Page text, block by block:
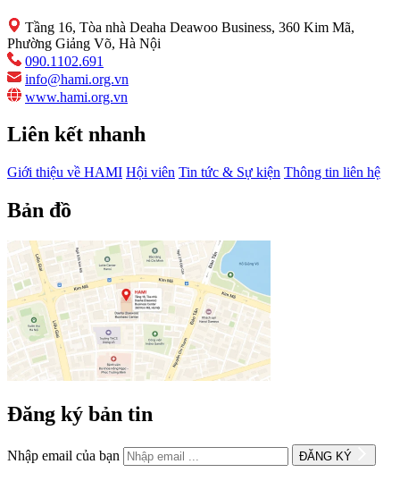
Tầng 16, Tòa nhà Deaha Deawoo Business, 360 Kim Mã,
Phường Giảng Võ, Hà Nội
090.1102.691
info@hami.org.vn
www.hami.org.vn
Liên kết nhanh
Giới thiệu về HAMI Hội viên Tin tức & Sự kiện Thông tin liên hệ
Bản đồ
Đăng ký bản tin
Nhập email của bạn ĐĂNG KÝ